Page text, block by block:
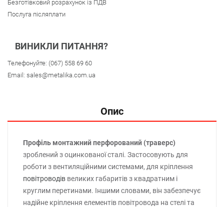
Безготівковий розрахунок із ПДВ
Послуга післяплати
ВИНИКЛИ ПИТАННЯ?
Телефонуйте: (067) 558 69 60
Email: sales@metalika.com.ua
Опис
Профіль монтажний перфорований (траверс)
зроблений з оцинкованої сталі. Застосовують для
роботи з вентиляційними системами, для кріплення
повітроводів великих габаритів з квадратним і
круглим перетинами. Іншими словами, він забезпечує
надійне кріплення елементів повітровода на стелі та